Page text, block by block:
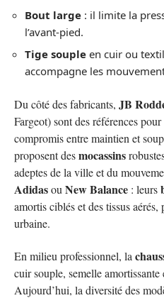
Bout large : il limite la
l’avant-pied.
Tige souple en cuir ou
accompagne les
Du côté des fabricants, JB
Fargeot) sont des références
compromis entre maintien et
proposent desmocassins
adeptes de la ville et du
Adidasou New Balance : leurs
amortis ciblés et des tissus
urbaine.
En milieu professionnel, la
cuir souple, semelle
Aujourd’hui, la diversité des